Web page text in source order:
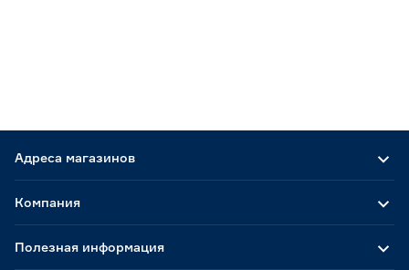
Адреса магазинов
Компания
Полезная информация